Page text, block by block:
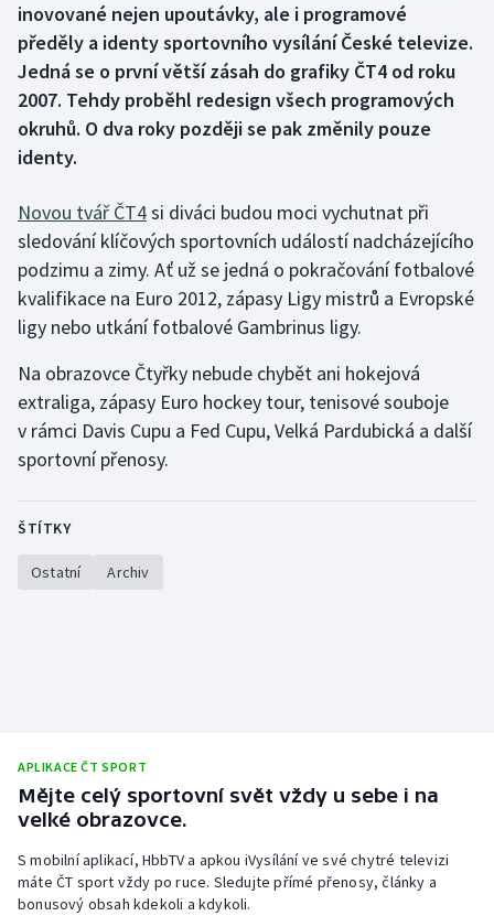
Box
Curling
Dostihy
Futsal
Golf
Gymnastika
Házená
Jezdectví
Motorsport
Olympijské hry
Parasport
inovované nejen upoutávky, ale i programové
předěly a identy sportovního vysílání České televize.
Jedná se o první větší zásah do grafiky ČT4 od roku
2007. Tehdy proběhl redesign všech programových
okruhů. O dva roky později se pak změnily pouze
identy.
Novou tvář ČT4si diváci budou moci vychutnat při
sledování klíčových sportovních událostí nadcházejícího
podzimu a zimy. Ať už se jedná o pokračování fotbalové
kvalifikace na Euro 2012, zápasy Ligy mistrů a Evropské
ligy nebo utkání fotbalové Gambrinus ligy.
Na obrazovce Čtyřky nebude chybět ani hokejová
extraliga, zápasy Euro hockey tour, tenisové souboje
v rámci Davis Cupu a Fed Cupu, Velká Pardubická a další
sportovní přenosy.
ŠTÍTKY
Ostatní Archiv
APLIKACE ČT SPORT
Mějte celý sportovní svět vždy u sebe i na
velké obrazovce.
S mobilní aplikací, HbbTV a apkou iVysílání ve své chytré televizi
máte ČT sport vždy po ruce. Sledujte přímé přenosy, články a
bonusový obsah kdekoli a kdykoli.